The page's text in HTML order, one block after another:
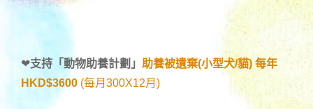
❤支持「動物助養計劃 」 助養被遺棄(小型犬/貓) 每年
HKD$3600 (每月300X12月)